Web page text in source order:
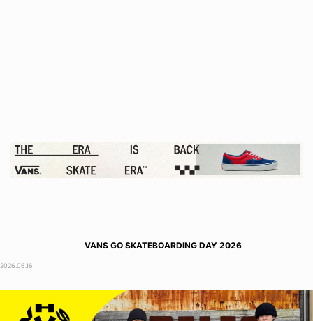
──VANS GO SKATEBOARDING DAY 2026
2026.06.16